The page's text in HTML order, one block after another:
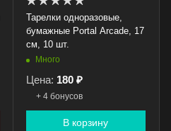
Тарелки одноразовые,
бумажные Portal Arcade, 17
см, 10 шт.
Много
Цена: 180 ₽
+ 4 бонусов
В корзину